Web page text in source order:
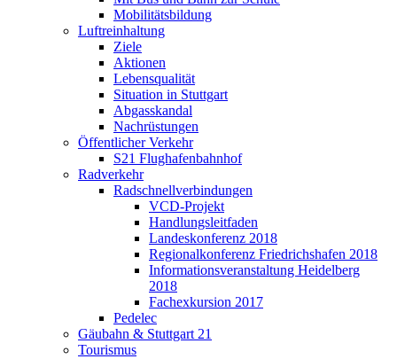
Mobilitätsbildung
Luftreinhaltung
Ziele
Aktionen
Lebensqualität
Situation in Stuttgart
Abgasskandal
Nachrüstungen
Öffentlicher Verkehr
S21 Flughafenbahnhof
Radverkehr
Radschnellverbindungen
VCD-Projekt
Handlungsleitfaden
Landeskonferenz 2018
Regionalkonferenz Friedrichshafen 2018
Informationsveranstaltung Heidelberg
2018
Fachexkursion 2017
Pedelec
Gäubahn & Stuttgart 21
Tourismus